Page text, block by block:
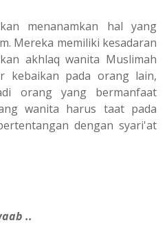
menanamkan hal yang
Mereka memiliki kesadaran
akhlaq wanita Muslimah
kebaikan pada orang lain,
orang yang bermanfaat
wanita harus taat pada
dengan syari'at
..